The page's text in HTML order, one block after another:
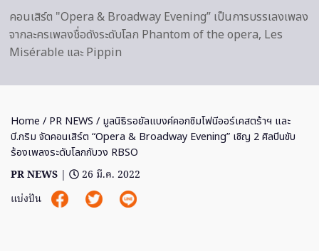
คอนเสิร์ต "Opera & Broadway Evening” เป็นการบรรเลงเพลง
จากละครเพลงชื่อดังระดับโลก Phantom of the opera, Les
Misérable และ Pippin
Home / PR NEWS / มูลนิธิรอยัลแบงค์คอกซิมโฟนีออร์เคสตร้าฯ และ
บี.กริม จัดคอนเสิร์ต “Opera & Broadway Evening” เชิญ 2 ศิลปินขับ
ร้องเพลงระดับโลกกับวง RBSO
PR NEWS |
26 มี.ค. 2022
แบ่งปัน